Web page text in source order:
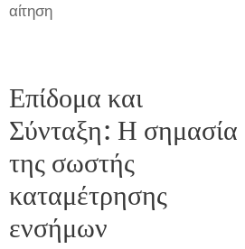
αίτηση
Επίδομα και
Σύνταξη: Η σημασία
της σωστής
καταμέτρησης
ενσήμων